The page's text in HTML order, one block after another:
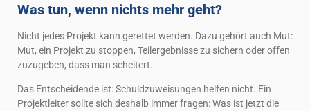
Was tun, wenn nichts mehr geht?
Nicht jedes Projekt kann gerettet werden. Dazu gehört auch Mut:
Mut, ein Projekt zu stoppen, Teilergebnisse zu sichern oder offen
zuzugeben, dass man scheitert.
Das Entscheidende ist: Schuldzuweisungen helfen nicht. Ein
Projektleiter sollte sich deshalb immer fragen: Was ist jetzt die